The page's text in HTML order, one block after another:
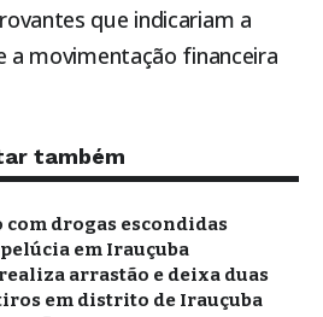
que indicariam a
a movimentação financeira
também
com drogas escondidas
em Irauçuba
arrastão e deixa duas
em distrito de Irauçuba